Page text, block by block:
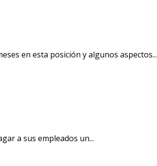
en esta posición y algunos aspectos...
a sus empleados un...